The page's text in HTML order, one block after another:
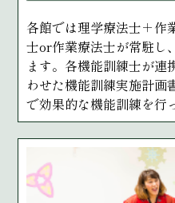
各館では理学療法士＋作
士or作業療法士が常駐し
ます。各機能訓練士が
わせた機能訓練実施計画
で効果的な機能訓練を行